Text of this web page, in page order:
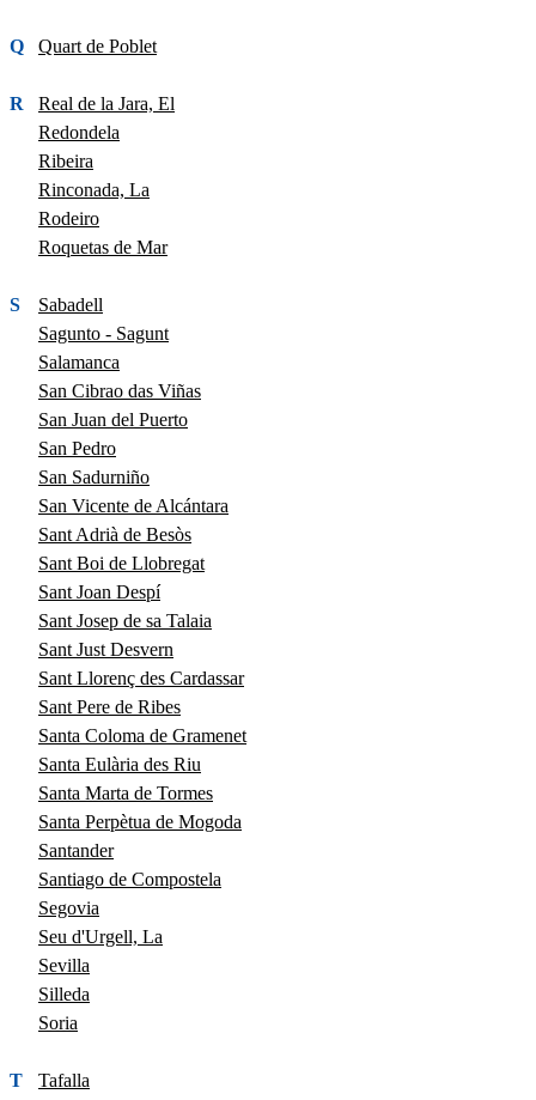
Q Quart de Poblet
R
Real de la Jara, El
Redondela
Ribeira
Rinconada, La
Rodeiro
Roquetas de Mar
S
Sabadell
Sagunto - Sagunt
Salamanca
San Cibrao das Viñas
San Juan del Puerto
San Pedro
San Sadurniño
San Vicente de Alcántara
Sant Adrià de Besòs
Sant Boi de Llobregat
Sant Joan Despí
Sant Josep de sa Talaia
Sant Just Desvern
Sant Llorenç des Cardassar
Sant Pere de Ribes
Santa Coloma de Gramenet
Santa Eulària des Riu
Santa Marta de Tormes
Santa Perpètua de Mogoda
Santander
Santiago de Compostela
Segovia
Seu d'Urgell, La
Sevilla
Silleda
Soria
T
Tafalla